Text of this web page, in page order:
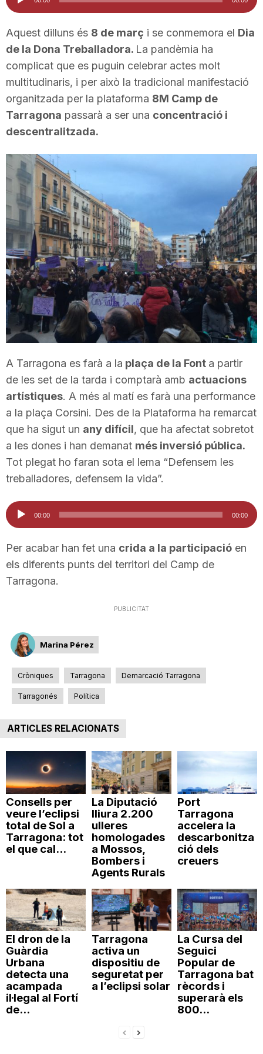
i
u
t
t
d
T
a
a
g
o
a
d'àudio
Aquest dilluns és 8 de març i se conmemora el Dia
de la Dona Treballadora. La pandèmia ha
complicat que es puguin celebrar actes molt
multitudinaris, i per això la tradicional manifestació
organitzada per la plataforma 8M Camp de
Tarragona passarà a ser una concentració i
descentralitzada.
A Tarragona es farà a la plaça de la Font a partir
de les set de la tarda i comptarà amb actuacions
artístiques. A més al matí es farà una performance
a la plaça Corsini. Des de la Plataforma ha remarcat
que ha sigut un any difícil, que ha afectat sobretot
a les dones i han demanat més inversió pública.
Tot plegat ho faran sota el lema “Defensem les
treballadores, defensem la vida”.
Reproductor
d'àudio
00:00 00:00
Per acabar han fet una crida a la participació en
els diferents punts del territori del Camp de
Tarragona.
PUBLICITAT
Marina Pérez
Cròniques Tarragona Demarcació Tarragona
Tarragonés Política
ARTICLES RELACIONATS
Consells per
veure l’eclipsi
total de Sol a
Tarragona: tot
el que cal...
La Diputació
lliura 2.200
ulleres
homologades
a Mossos,
Bombers i
Agents Rurals
Port
Tarragona
accelera la
descarbonitza
ció dels
creuers
El dron de la
Guàrdia
Urbana
detecta una
acampada
il·legal al Fortí
de...
Tarragona
activa un
dispositiu de
seguretat per
a l’eclipsi solar
La Cursa del
Seguici
Popular de
Tarragona bat
rècords i
superarà els
800...